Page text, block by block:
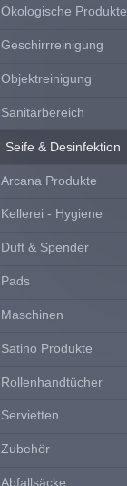
Ökologische Produkte
Geschirrreinigung
Objektreinigung
Sanitärbereich
Seife & Desinfektion
Arcana Produkte
Kellerei - Hygiene
Duft & Spender
Pads
Maschinen
Satino Produkte
Rollenhandtücher
Servietten
Zubehör
Abfallsäcke